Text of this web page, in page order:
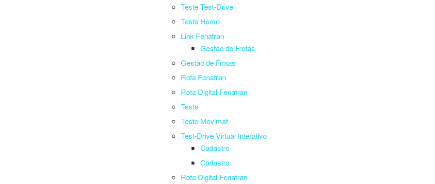
Teste Test-Drive
Teste Home
Link Fenatran
Gestão de Frotas
Gestão de Frotas
Rota Fenatran
Rota Digital Fenatran
Teste
Teste Movimat
Test-Drive Virtual Interativo
Cadastro
Cadastro
Rota Digital Fenatran